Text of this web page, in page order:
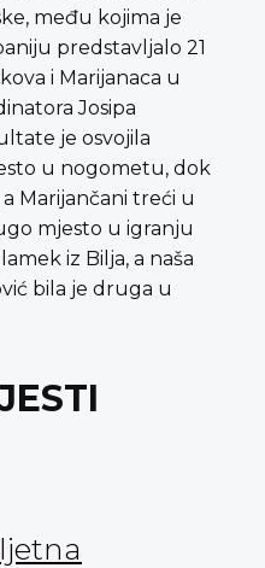
među kojima je
predstavljalo 21
i Marijanaca u
Josipa
je osvojila
u nogometu, dok
Marijančani treći u
mjesto u igranju
iz Bilja, a naša
bila je druga u